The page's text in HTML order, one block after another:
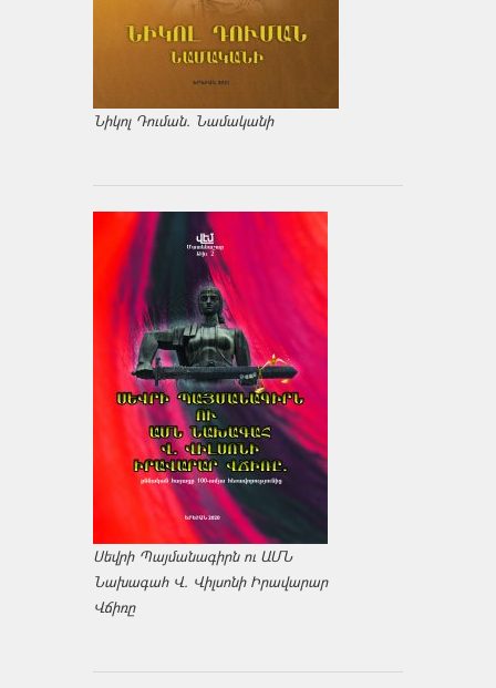
Նիկոլ Դուման. Նամականի
Սեվրի Պայմանագիրն ու ԱՄՆ
Նախագահ Վ. Վիլսոնի Իրավարար
Վճիռը